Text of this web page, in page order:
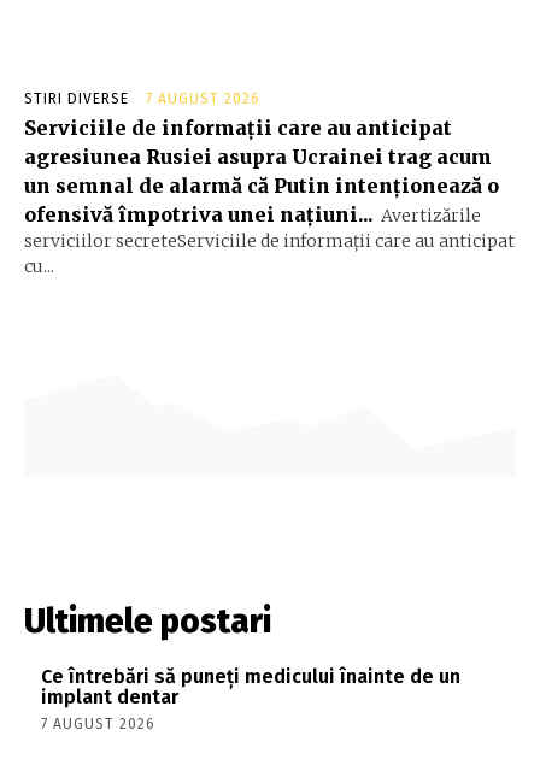
STIRI DIVERSE 7 AUGUST 2026
Serviciile de informații care au anticipat
agresiunea Rusiei asupra Ucrainei trag acum
un semnal de alarmă că Putin intenționează o
ofensivă împotriva unei națiuni... Avertizările
serviciilor secreteServiciile de informații care au anticipat
cu...
Ultimele postari
Ce întrebări să puneți medicului înainte de un
implant dentar
7 AUGUST 2026